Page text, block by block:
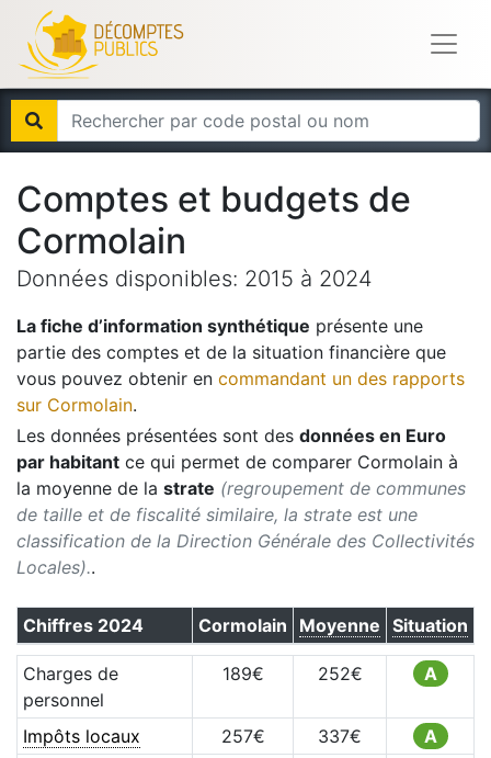
Comptes et budgets de
Cormolain
Données disponibles: 2015 à 2024
La fiche d’information synthétique présente une
partie des comptes et de la situation financière que
vous pouvez obtenir en commandant un des rapports
sur Cormolain.
Les données présentées sont des données en Euro
par habitant ce qui permet de comparer Cormolain à
la moyenne de la strate (regroupement de communes
de taille et de fiscalité similaire, la strate est une
classification de la Direction Générale des Collectivités
Locales)..
Chiffres 2024 Cormolain Moyenne Situation
Charges de
personnel
189€ 252€ A
Impôts locaux 257€ 337€
A